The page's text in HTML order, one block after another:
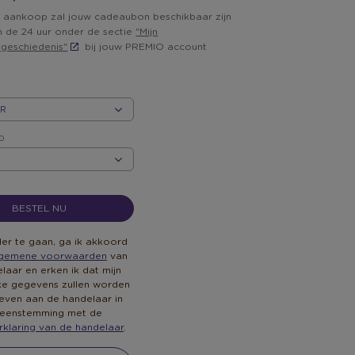
aankoop zal jouw cadeaubon beschikbaar zijn
de 24 uur onder de sectie "Mijn
bij jouw PREMIO account
BESTEL NU
te gaan, ga ik akkoord
voorwaarden van
en erken ik dat mijn
gegevens zullen worden
aan de handelaar in
met de
van de handelaar.